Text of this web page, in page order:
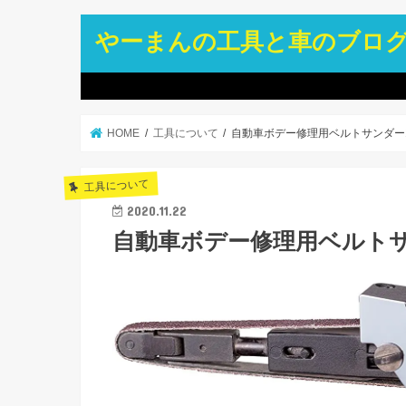
やーまんの工具と車のブロ
HOME 工具について 自動車ボデー修理用ベルトサンダ
工具について
2020.11.22
自動車ボデー修理用ベルト